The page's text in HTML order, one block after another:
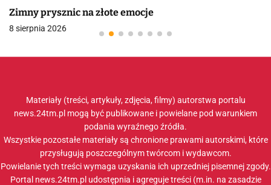
Zimny prysznic na złote emocje
8 sierpnia 2026
Materiały (treści, artykuły, zdjęcia, filmy) autorstwa portalu
news.24tm.pl mogą być publikowane i powielane pod warunkiem
podania wyraźnego źródła.
Wszystkie pozostałe materiały są chronione prawami autorskimi, które
przysługują poszczególnym twórcom i wydawcom.
Powielanie tych treści wymaga uzyskania ich uprzedniej pisemnej zgody.
Portal news.24tm.pl udostępnia i agreguje treści (m.in. na zasadzie